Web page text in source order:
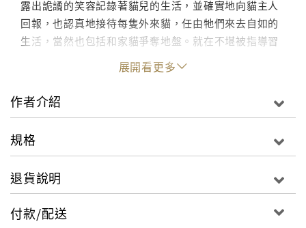
露出詭譎的笑容記錄著貓兒的生活，並確實地向貓主人
回報，也認真地接待每隻外來貓，任由牠們來去自如的
生活，當然也包括和家貓爭奪地盤。就在不堪被指導習
慣下的貓兒們開始反擊……
想看老貓如何喝醉耍賴？
新貓如何裝無辜嗎？
日久生情的貓兒們如何打情罵俏？
有溫馨、有爆笑也有血淚相送的感人情節，全都收錄最
錯過現場直播，那麼此書的幕後花絮，絕對精彩可期。
式貓兒，了解貓兒的習性、個性與嗜好，想看新貓如何
展開看更多
作者介紹
規格
退貨說明
付款/配送